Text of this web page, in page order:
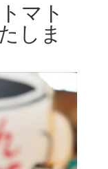
マト
しま